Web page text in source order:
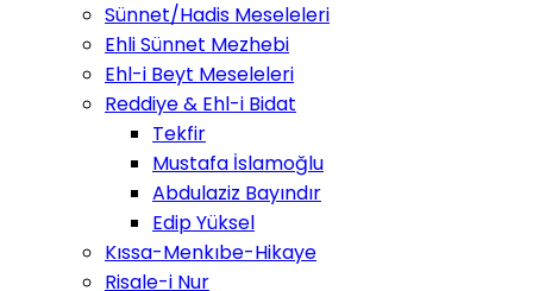
Sünnet/Hadis Meseleleri
Ehli Sünnet Mezhebi
Ehl-i Beyt Meseleleri
Reddiye & Ehl-i Bidat
Tekfir
Mustafa İslamoğlu
Abdulaziz Bayındır
Edip Yüksel
Kıssa-Menkıbe-Hikaye
Risale-i Nur